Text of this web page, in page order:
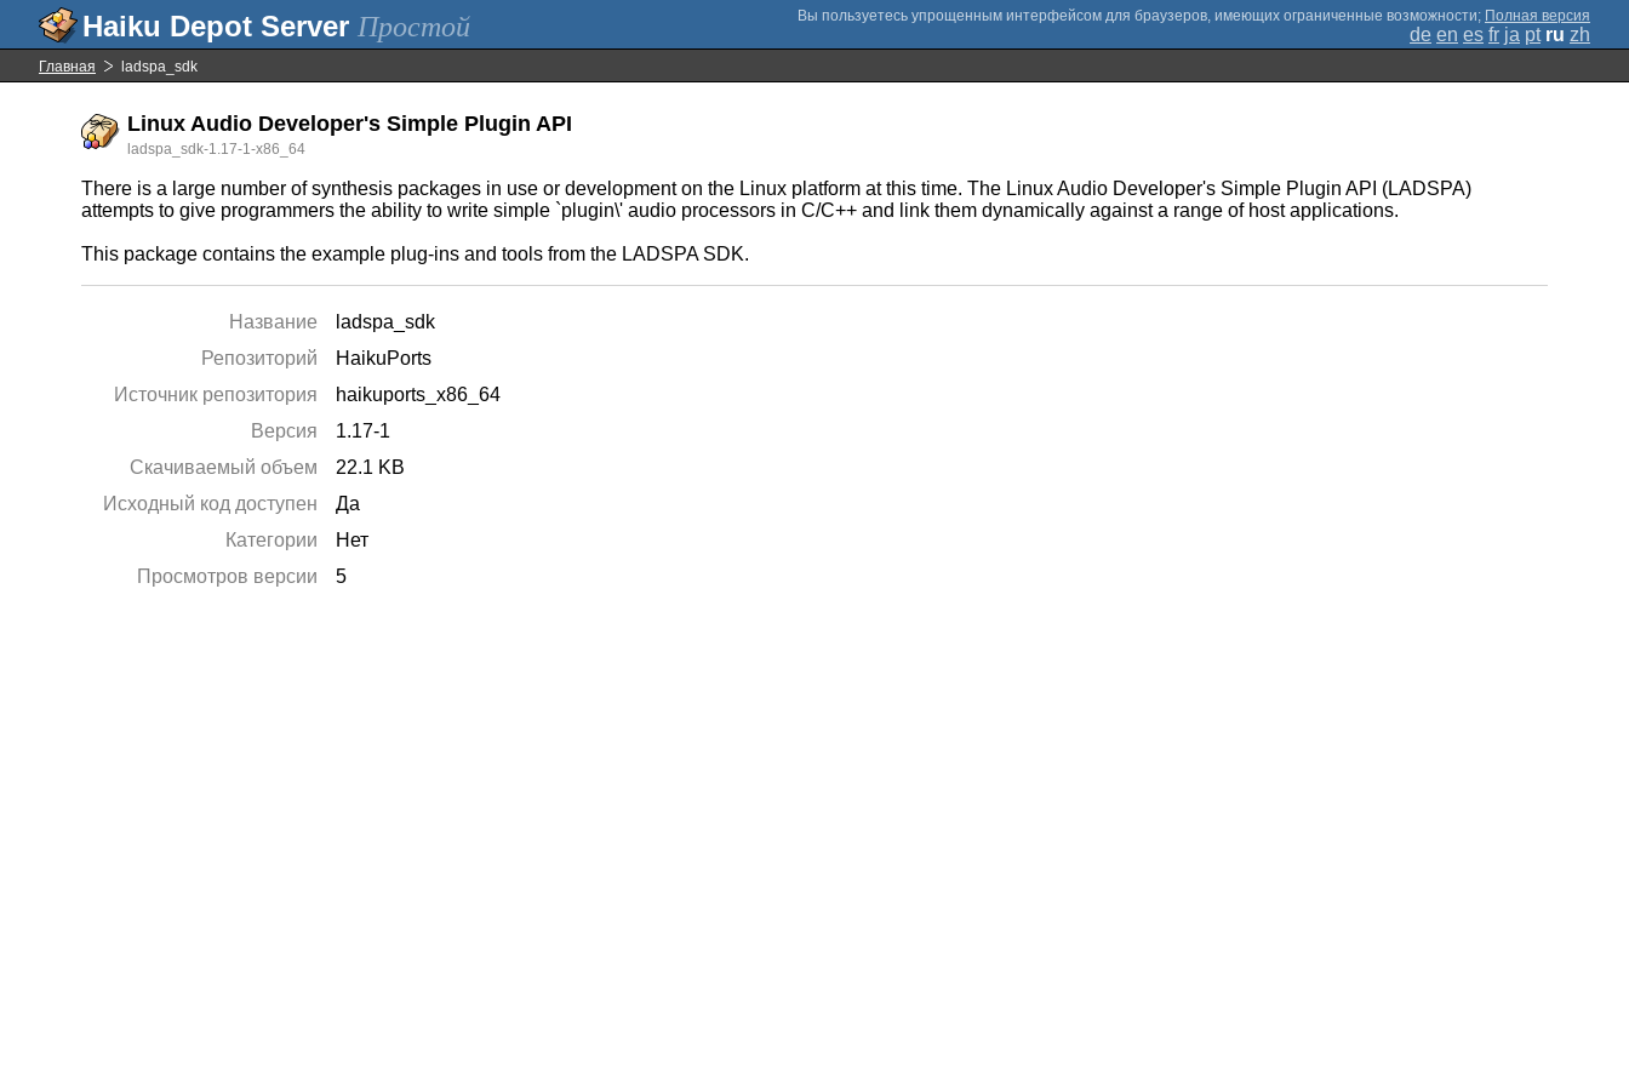
Простой ; Полная версия
de en es fr ja pt ru zh
Главная ladspa_sdk
Linux Audio Developer's Simple Plugin API
ladspa_sdk-1.17-1-x86_64
There is a large number of synthesis packages in use or development on the Linux platform at this time. The Linux Audio Developer's Simple Plugin API (LADSPA)
attempts to give programmers the ability to write simple `plugin\' audio processors in C/C++ and link them dynamically against a range of host applications.
This package contains the example plug-ins and tools from the LADSPA SDK.
Название
ladspa_sdk
Репозиторий
HaikuPorts
Источник репозитория
haikuports_x86_64
Версия
1.17-1
Скачиваемый объем
22.1 KB
Исходный код доступен
Да
Категории
Нет
Просмотров версии
5